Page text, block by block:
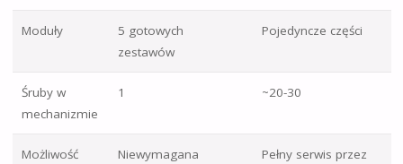
Moduły
5 gotowych
zestawów
Pojedyncze części
Śruby w
mechanizmie
1 ~20-30
Możliwość
Niewymagana
Pełny serwis przez